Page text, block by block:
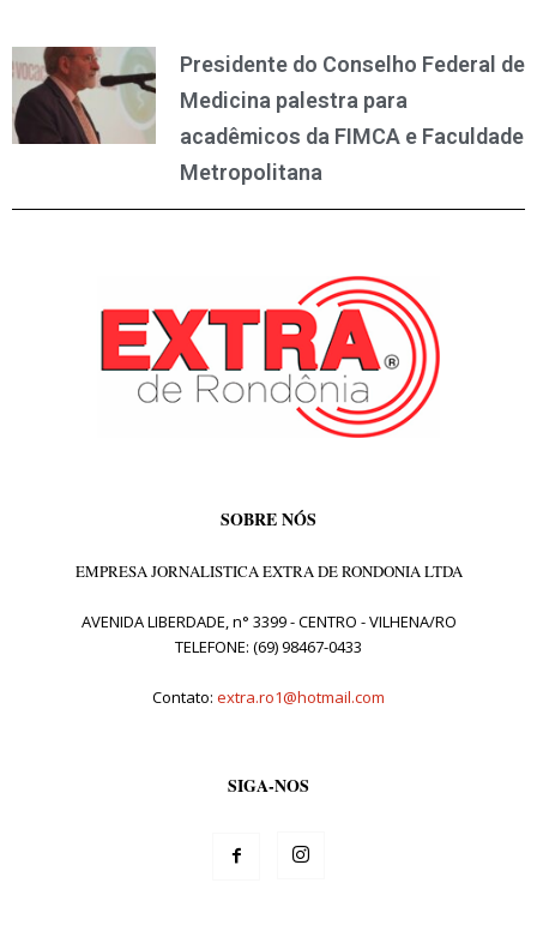
Presidente do Conselho Federal de
Medicina palestra para
acadêmicos da FIMCA e Faculdade
Metropolitana
SOBRE NÓS
EMPRESA JORNALISTICA EXTRA DE RONDONIA LTDA
AVENIDA LIBERDADE, n° 3399 - CENTRO - VILHENA/RO
TELEFONE: (69) 98467-0433
Contato: extra.ro1@hotmail.com
SIGA-NOS